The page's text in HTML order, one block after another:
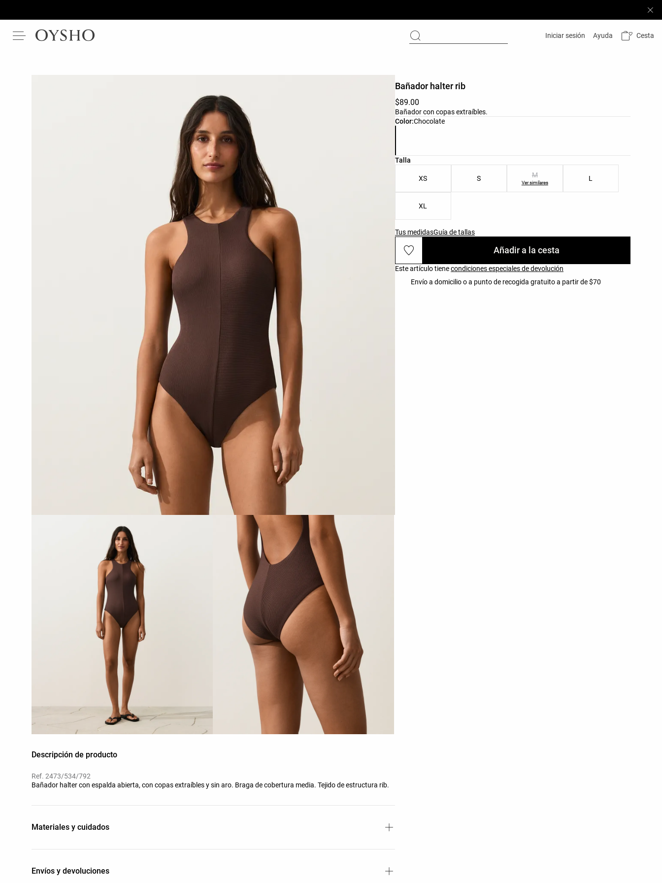
Iniciar sesión Ayuda Cesta
Descripción de producto
Ref. 2473/534/792
Bañador halter con espalda abierta, con copas extraíbles y sin aro. Braga de cobertura media. Tejido de estructura rib.
Materiales y cuidados
Envíos y devoluciones
Color:Chocolate
Lista de colores del producto
Bañador halter rib
$89.00
Bañador con copas extraíbles.
Talla
Lista de tallas del producto
XS S M
Ver similares
L
XL
Tus medidasGuía de tallas
Añadir a la cesta
Este artículo tienecondiciones especiales de devolución
Envío a domicilio o a punto de recogida gratuito a partir de $70